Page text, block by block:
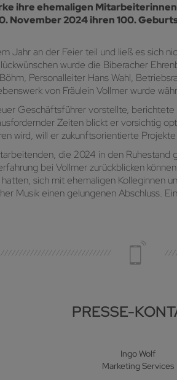
ihre ehemaligen
November 2024 ihren 100.
Jahr an der Feier teil und ließ es sich
wurde die Biberacher
Personalleiter Hans Wahl,
von Fräulein Vollmer wurde
Geschäftsführer vorstellte,
Zeiten blickt er vorsichtig
wird, will er zukunftsorientierte
die 2024 in den
bei Vollmer zurückblicken
sich mit ehemaligen Kolleginnen
Musik einen gelungenen Abschluss.
PRESSE-
Ingo Wolf
Marketing Services